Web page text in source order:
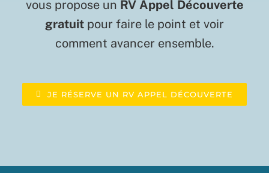
vous propose un RV Appel Découverte
gratuit pour faire le point et voir
comment avancer ensemble.
JE RÉSERVE UN RV APPEL DÉCOUVERTE